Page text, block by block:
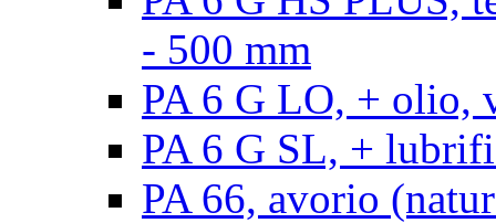
- 500 mm
PA 6 G LO, + olio,
PA 6 G SL, +
PA 66, avorio